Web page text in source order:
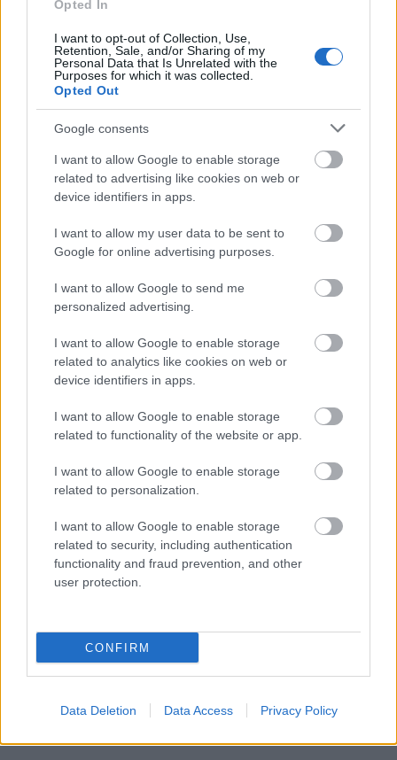
Opted In
I want to opt-out of Collection, Use,
Retention, Sale, and/or Sharing of my
Personal Data that Is Unrelated with the
Purposes for which it was collected.
Opted Out
Google consents
I want to allow Google to enable storage
related to advertising like cookies on web or
device identifiers in apps.
I want to allow my user data to be sent to
Google for online advertising purposes.
I want to allow Google to send me
personalized advertising.
I want to allow Google to enable storage
related to analytics like cookies on web or
device identifiers in apps.
I want to allow Google to enable storage
related to functionality of the website or app.
I want to allow Google to enable storage
related to personalization.
I want to allow Google to enable storage
related to security, including authentication
functionality and fraud prevention, and other
user protection.
CONFIRM
Data Deletion Data Access Privacy Policy
Képeslapok, gyurmafigurák: